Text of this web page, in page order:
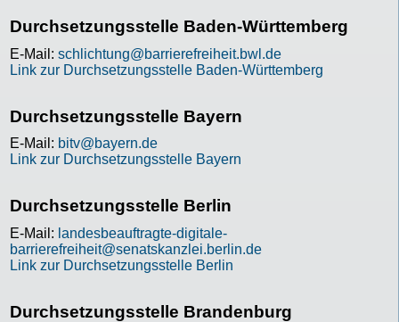
Durchsetzungsstelle Baden-Württemberg
E-Mail:schlichtung@barrierefreiheit.bwl.de
Link zur Durchsetzungsstelle Baden-Württemberg
Durchsetzungsstelle Bayern
E-Mail: bitv@bayern.de
Link zur Durchsetzungsstelle Bayern
Durchsetzungsstelle Berlin
E-Mail: landesbeauftragte-digitale-
barrierefreiheit@senatskanzlei.berlin.de
Link zur Durchsetzungsstelle Berlin
Durchsetzungsstelle Brandenburg